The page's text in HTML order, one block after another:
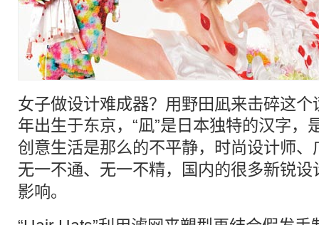
女子做设计难成器？用野田凪来击碎这
年出生于东京，“凪”是 日本独特的汉字，
创意生活是那么的不平静， 时尚设计师、
无一不通、无一不精，国内的很多新锐设
影响。